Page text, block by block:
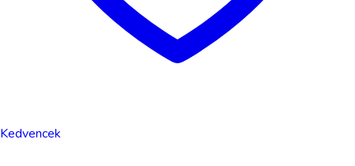
Kedvencek